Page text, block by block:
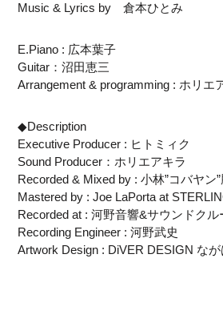
Music & Lyrics by 倉本ひとみ
E.Piano : 広本葉子
Guitar：沼田恵三
Arrangement & programming : ホリエ
◆Description
Executive Producer : ヒトミィク
Sound Producer：ホリエアキラ
Recorded & Mixed by : 小林”コバヤン
Mastered by : Joe LaPorta at
Recorded at : 河野音響&サウンドクル
Recording Engineer : 河野武史
Artwork Design : DiVER DESIGN な